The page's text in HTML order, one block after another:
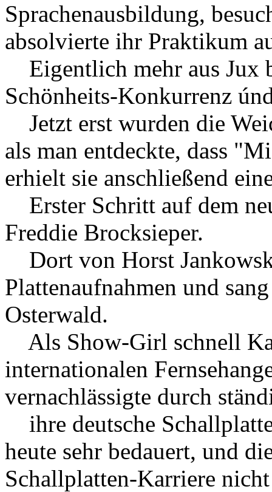
Sprachenausbildung,
absolvierte ihr Praktikum
Eigentlich mehr aus Jux
Schönheits-Konkurrenz
Jetzt erst wurden die
als man entdeckte, dass
erhielt sie anschließend
Erster Schritt auf dem
Freddie Brocksieper.
Dort von Horst
Plattenaufnahmen und
Osterwald.
Als Show-Girl schnell
internationalen
vernachlässigte durch
ihre deutsche
heute sehr bedauert, und
Schallplatten-Karriere